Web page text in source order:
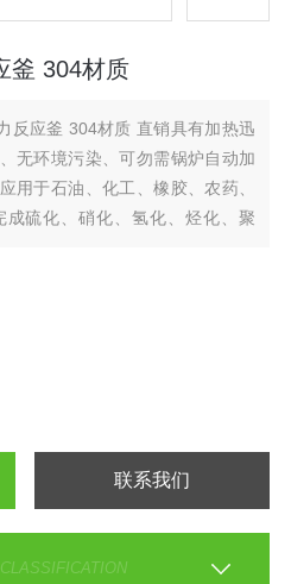
釜 304材质
反应釜 304材质 直销具有加热迅
无环境污染、可勿需锅炉自动加
用于石油、化工、橡胶、农药、
硫化、硝化、氢化、烃化、聚
以及气体吸收等物理变化过程均
联系我们